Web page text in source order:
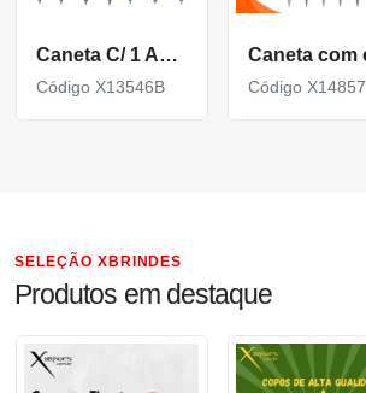
Caneta C/ 1 Anel E Ponta Touch (Mult. De 100)
Código X13546B Código X14857
SELEÇÃO XBRINDES
Produtos em destaque